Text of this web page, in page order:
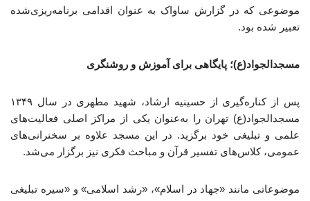
موضوعی که در گزارش ساواک به عنوان اقدامی برنامه‌ریزی‌شده
تعبیر شده بود.
مسجدالجواد(ع)؛ پایگاهی برای آموزش و روشنگری
پس از کناره‌گیری از حسینیه ارشاد، شهید مطهری در سال ۱۳۴۹
مسجدالجواد(ع) تهران را به‌عنوان یکی از مراکز اصلی فعالیت‌های
علمی و تبلیغی خود برگزید. در این مسجد علاوه بر سخنرانی‌های
عمومی، کلاس‌های تفسیر قرآن و مباحث فکری نیز برگزار می‌شد.
موضوعاتی مانند «جهاد در اسلام»، «رشد اسلامی» و «سیره تبلیغی